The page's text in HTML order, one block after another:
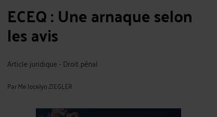
ECEQ : Une arnaque selon
les avis
Article juridique - Droit pénal
ParMe Jocelyn ZIEGLER